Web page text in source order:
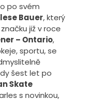
po svém
Bauer, který
již v roce
– Ontario,
sportu, se
šest let po
Skate
s novinkou,